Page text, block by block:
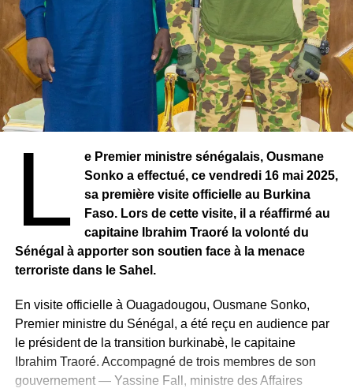
pourrait lui permettre de se démarquer.
« Notre participation s’inscrit dans une dynamique de
contribution critique et constructive, dans un contexte
politique, économique et social particulièrement
préoccupant qui nécessite rapidement des mesures
d’apaisement
« , précise le parti, faisant ainsi allusion aux
Une vision républicaine revendiquée
La Nouvelle Responsabilité(NR) rappelle son
attachement à son crédo « JAMM AK NJARIN » (paix et
prospérité partagée) et insiste sur sa conception du
dialogue national comme« un instrument républicain de
pacification, de renforcement de la démocratie et de
L
e Premier ministre sénégalais, Ousmane
Sonko a effectué, ce vendredi 16 mai 2025,
sa première visite officielle au Burkina
Faso. Lors de cette visite, il a réaffirmé au
capitaine Ibrahim Traoré la volonté du
Sénégal à apporter son soutien face à la menace
terroriste dans le Sahel.
En visite officielle à Ouagadougou, Ousmane Sonko,
Premier ministre du Sénégal, a été reçu en audience par
le président de la transition burkinabè, le capitaine
Ibrahim Traoré. Accompagné de trois membres de son
gouvernement — Yassine Fall, ministre des Affaires